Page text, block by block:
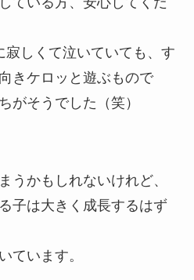
寂しくて泣いていても、す
きケロッと遊ぶもので
そうでした（笑）
うかもしれないけれど、
子は大きく成長するはず
ています。